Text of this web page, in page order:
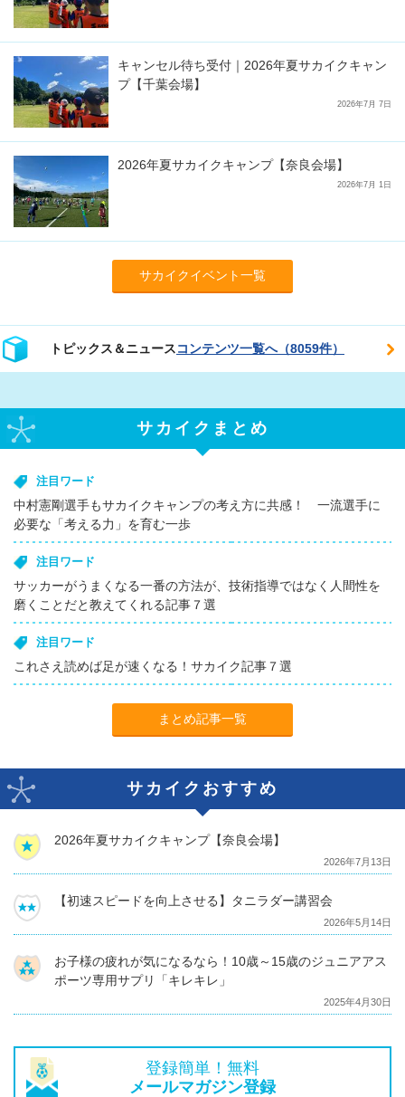
キャンセル待ち受付｜2026年夏サカイクキャン
プ【千葉会場】
2026年7月 7日
2026年夏サカイクキャンプ【奈良会場】
2026年7月 1日
サカイクイベント一覧
トピックス＆ニュースコンテンツ一覧へ（8059件）
サカイクまとめ
注目ワード
中村憲剛選手もサカイクキャンプの考え方に共感！ 一流選手に
必要な「考える力」を育む一歩
注目ワード
サッカーがうまくなる一番の方法が、技術指導ではなく人間性を
磨くことだと教えてくれる記事７選
注目ワード
これさえ読めば足が速くなる！サカイク記事７選
まとめ記事一覧
サカイクおすすめ
2026年夏サカイクキャンプ【奈良会場】
2026年7月13日
【初速スピードを向上させる】タニラダー講習会
2026年5月14日
お子様の疲れが気になるなら！10歳～15歳のジュニアアス
ポーツ専用サプリ「キレキレ」
2025年4月30日
登録簡単！無料
メールマガジン登録